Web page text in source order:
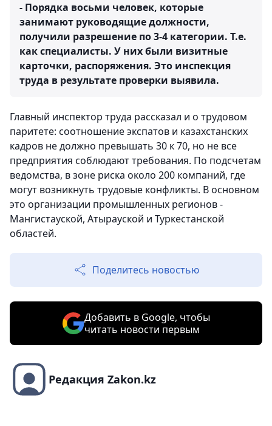
- Порядка восьми человек, которые
занимают руководящие должности,
получили разрешение по 3-4 категории. Т.е.
как специалисты. У них были визитные
карточки, распоряжения. Это инспекция
труда в результате проверки выявила.
Главный инспектор труда рассказал и о трудовом
паритете: соотношение экспатов и казахстанских
кадров не должно превышать 30 к 70, но не все
предприятия соблюдают требования. По подсчетам
ведомства, в зоне риска около 200 компаний, где
могут возникнуть трудовые конфликты. В основном
это организации промышленных регионов -
Мангистауской, Атырауской и Туркестанской
областей.
Поделитесь новостью
Добавить в Google, чтобы
читать новости первым
Редакция Zakon.kz